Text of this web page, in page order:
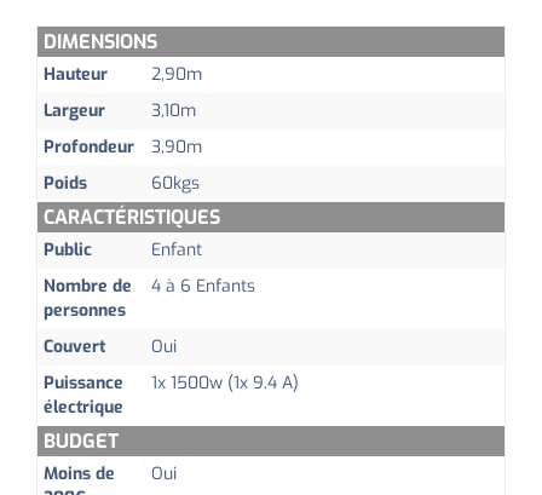
DIMENSIONS
Hauteur
2,90m
Largeur
3,10m
Profondeur
3,90m
Poids
60kgs
CARACTÉRISTIQUES
Public
Enfant
Nombre de
personnes
4 à 6 Enfants
Couvert
Oui
Puissance
électrique
1x 1500w (1x 9.4 A)
BUDGET
Moins de
Oui